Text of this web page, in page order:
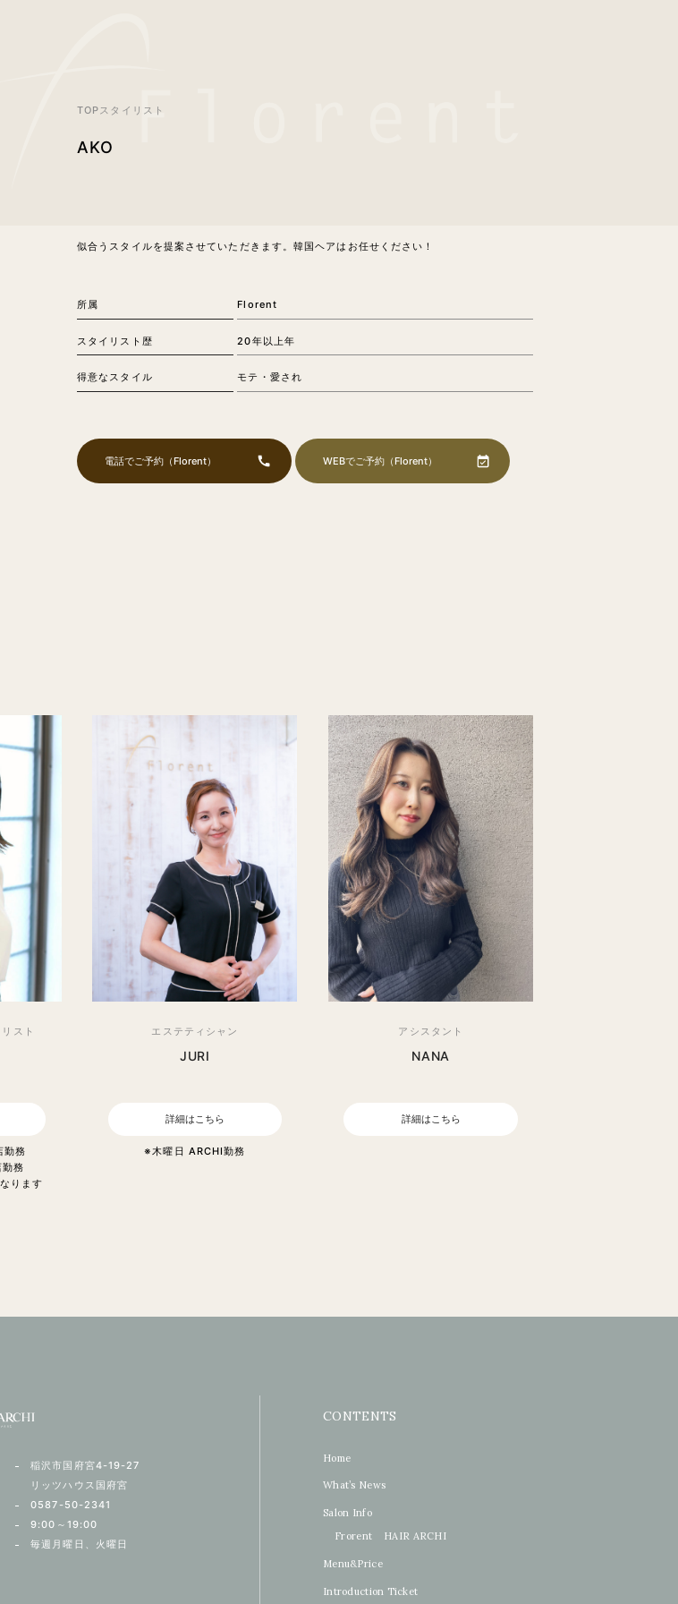
TOPスタイリスト
AKO
似合うスタイルを提案させていただきます。韓国ヘアはお任せください！
所属 Florent
スタイリスト歴 20年以上年
得意なスタイル モテ・愛され
電話でご予約（Florent） WEBでご予約（Florent）
スト
勤務
務
ります
エステティシャン
JURI
詳細はこちら
※木曜日 ARCHI勤務
アシスタント
NANA
詳細はこちら
稲沢市国府宮4-19-27
リッツハウス国府宮
0587-50-2341
9:00～19:00
毎週月曜日、火曜日
CONTENTS
Home
What’s News
Salon Info
Frorent
HAIR ARCHI
Menu&Price
Introduction Ticket